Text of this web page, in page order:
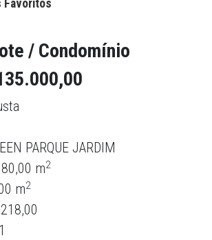
Favoritos
/ Condomínio
PARQUE JARDIM
m2
m2